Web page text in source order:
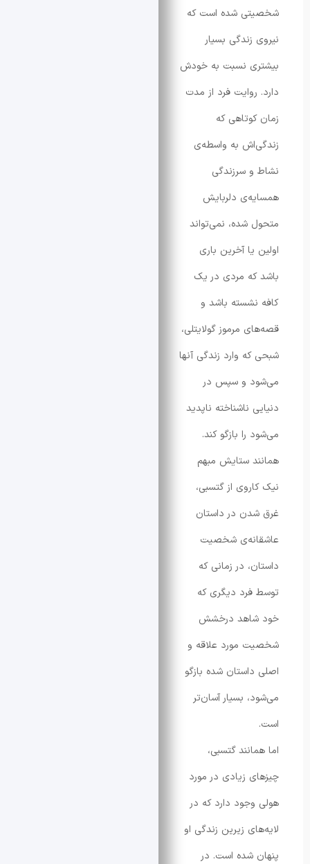
شده‌ است که
بسیار
نسبت به خودش
فرد از مدت
که
به واسطه‌ی
سرزندگی
دلربایش
شده، نمی‌تواند
آخرین باری
مردی در یک
باشد و
مرموز گولایتلی،
وارد زندگی آنها
و سپس در
ناشناخته ناپدید
بازگو کند.
ستایش مبهم
از گتسبی،
در داستان
شخصیت
در زمانی که
دیگری که
درخشش
مورد علاقه و
شده بازگو
بسیار آسان‌تر
گتسبی،
زیادی در مورد
دارد که در
زیرین زندگی او
شده است. در